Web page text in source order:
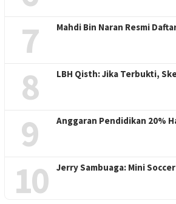
7 Mahdi Bin Naran Resmi
8 LBH Qisth: Jika Terbukti,
9 Anggaran Pendidikan 20%
10 Jerry Sambuaga: Mini